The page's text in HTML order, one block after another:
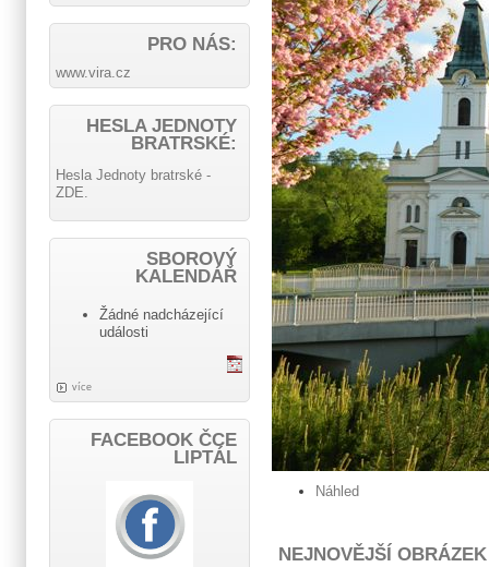
Náhled
NEJNOVĚJŠÍ OBRÁZEK
PRO NÁS:
www.vira.cz
HESLA JEDNOTY
BRATRSKÉ:
Hesla Jednoty bratrské -
ZDE.
SBOROVÝ
KALENDÁŘ
Žádné nadcházející
události
více
FACEBOOK ČCE
LIPTÁL